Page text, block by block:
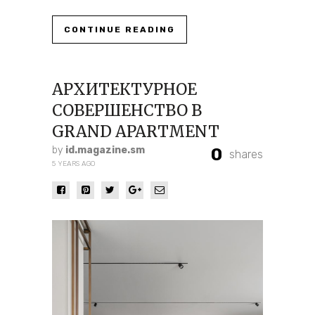
CONTINUE READING
АРХИТЕКТУРНОЕ
СОВЕРШЕНСТВО В
GRAND APARTMENT
by id.magazine.sm
5 YEARS AGO 0 shares